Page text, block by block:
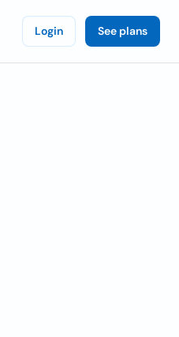
Login See plans